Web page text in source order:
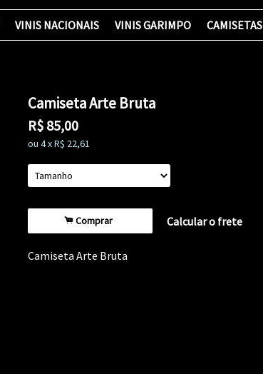
VINIS NACIONAIS VINIS GARIMPO CAMISETAS
Camiseta Arte Bruta
R$ 85,00
ou 4xR$ 22,61
.Comprar Calcular o frete
Camiseta Arte Bruta